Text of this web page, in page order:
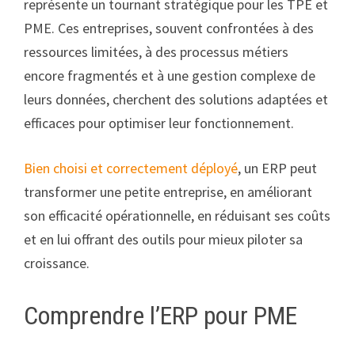
représente un tournant stratégique pour les TPE et
PME. Ces entreprises, souvent confrontées à des
ressources limitées, à des processus métiers
encore fragmentés et à une gestion complexe de
leurs données, cherchent des solutions adaptées et
efficaces pour optimiser leur fonctionnement.
Bien choisi et correctement déployé, un ERP peut
transformer une petite entreprise, en améliorant
son efficacité opérationnelle, en réduisant ses coûts
et en lui offrant des outils pour mieux piloter sa
croissance.
Comprendre l’ERP pour PME